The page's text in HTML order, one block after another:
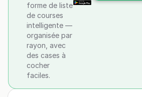
forme de liste
de courses
intelligente —
organisée par
rayon, avec
des cases à
cocher
faciles.